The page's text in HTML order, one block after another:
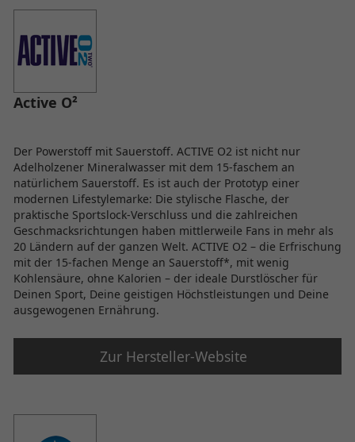
Active O²
Der Powerstoff mit Sauerstoff. ACTIVE O2 ist nicht nur
Adelholzener Mineralwasser mit dem 15-faschem an
natürlichem Sauerstoff. Es ist auch der Prototyp einer
modernen Lifestylemarke: Die stylische Flasche, der
praktische Sportslock-Verschluss und die zahlreichen
Geschmacksrichtungen haben mittlerweile Fans in mehr als
20 Ländern auf der ganzen Welt. ACTIVE O2 – die Erfrischung
mit der 15-fachen Menge an Sauerstoff*, mit wenig
Kohlensäure, ohne Kalorien – der ideale Durstlöscher für
Deinen Sport, Deine geistigen Höchstleistungen und Deine
ausgewogenen Ernährung.
Zur Hersteller-Website